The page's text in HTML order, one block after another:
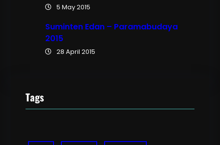
5 May 2015
Suminten Edan – Paramabudaya
2015
28 April 2015
Tags